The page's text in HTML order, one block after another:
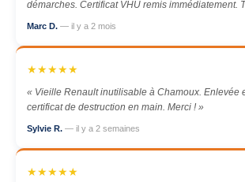
démarches. Certificat VHU remis immédiatement.
Marc D. — il y a 2 mois
★★★★★
« Vieille Renault inutilisable à Chamoux. Enlevée
certificat de destruction en main. Merci ! »
Sylvie R. — il y a 2 semaines
★★★★★